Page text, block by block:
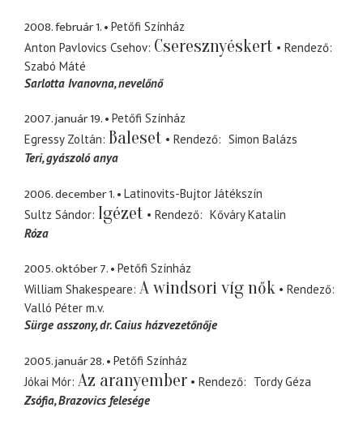
2008. február 1.
Petőfi Színház
Anton Pavlovics Csehov Cseresznyéskert
Rendező
Szabó Máté
Sarlotta Ivanovna nevelőnő
2007. január 19.
Petőfi Színház
Egressy Zoltán Baleset Rendező
Simon Balázs
Teri gyászoló anya
2006. december 1.
Latinovits-Bujtor Játékszín
Sultz Sándor Igézet Rendező
Kőváry Katalin
Róza
2005. október 7.
Petőfi Színház
William Shakespeare A windsori víg nők
Rendező
Valló Péter m.v.
Sürge asszony dr. Caius házvezetőnője
2005. január 28.
Petőfi Színház
Jókai Mór Az aranyember Rendező
Tordy Géza
Zsófia Brazovics felesége